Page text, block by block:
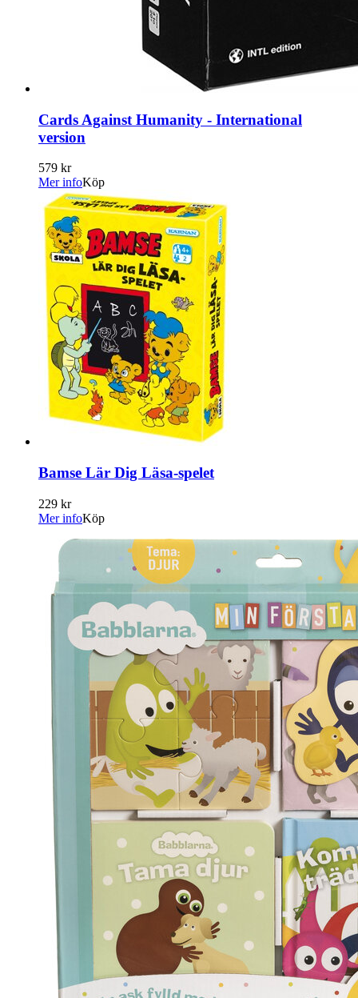
Cards Against Humanity - International
version
579 kr
Mer infoKöp
Bamse Lär Dig Läsa-spelet
229 kr
Mer infoKöp